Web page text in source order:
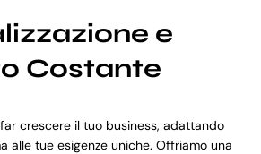
e
Costante
crescere il tuo business, adattando
alle tue esigenze uniche. Offriamo una